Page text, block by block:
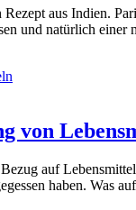
aus Indien.
und natürlich
von
auf
haben. Was